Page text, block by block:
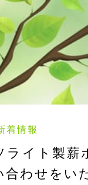
着情報
ライト製薪
合わせをい